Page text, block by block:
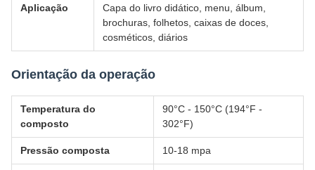
Aplicação
Capa do livro didático, menu, álbum,
brochuras, folhetos, caixas de doces,
cosméticos, diários
Orientação da operação
Temperatura do
composto
90°C - 150°C (194°F -
302°F)
Pressão composta 10-18 mpa